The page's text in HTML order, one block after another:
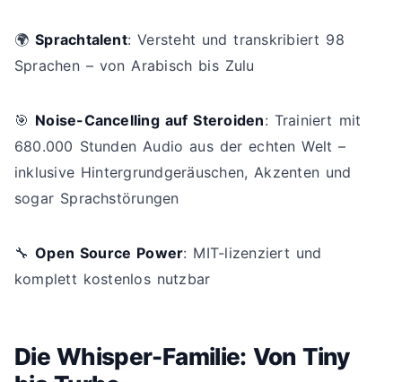
🌍Sprachtalent: Versteht und transkribiert 98
Sprachen – von Arabisch bis Zulu
🎯 Noise-Cancelling auf Steroiden: Trainiert mit
680.000 Stunden Audio aus der echten Welt –
inklusive Hintergrundgeräuschen, Akzenten und
sogar Sprachstörungen
🔧Open Source Power: MIT-lizenziert und
komplett kostenlos nutzbar
Die Whisper-Familie: Von Tiny